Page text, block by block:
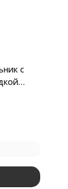
с